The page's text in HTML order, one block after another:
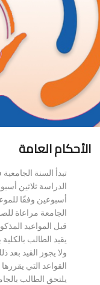
الأحكام العامة
تبدأ السنة
الدراسة ثلاثين
أسبوعين وفقًا
الجامعة مراعاة
قبل المواعيد
يقيد الطالب
ولا يجوز القيد
القواعد التي
يلتحق الطالب